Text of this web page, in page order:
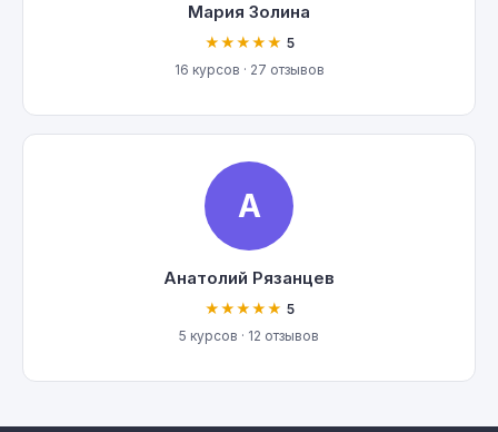
Мария Золина
★★★★★ 5
16 курсов · 27 отзывов
А
Анатолий Рязанцев
★★★★★ 5
5 курсов · 12 отзывов